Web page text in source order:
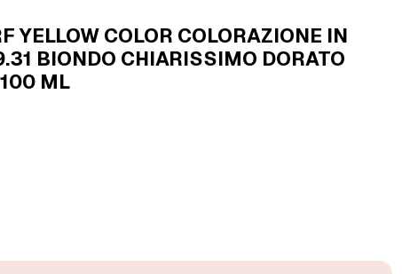
YELLOW COLOR COLORAZIONE IN
BIONDO CHIARISSIMO DORATO
ML